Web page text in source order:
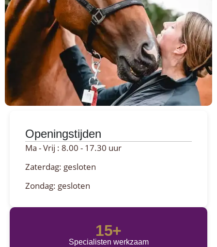
Openingstijden
Ma - Vrij : 8.00 - 17.30 uur
Zaterdag: gesloten
Zondag: gesloten
Specialisten werkzaam
15+